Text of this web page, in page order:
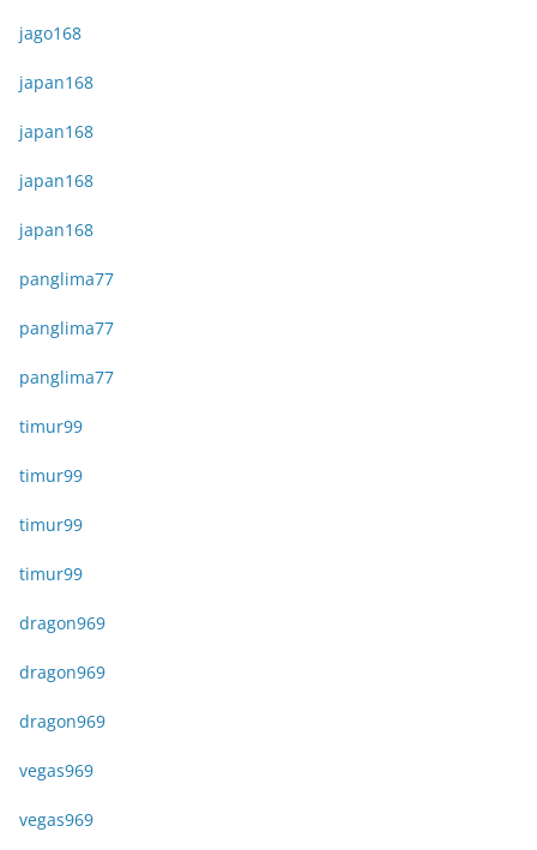
jago168
japan168
japan168
japan168
japan168
panglima77
panglima77
panglima77
timur99
timur99
timur99
timur99
dragon969
dragon969
dragon969
vegas969
vegas969